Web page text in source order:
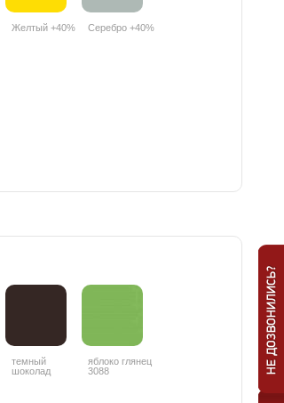
Желтый +40% Серебро +40%
темный
шоколад
яблоко глянец
3088